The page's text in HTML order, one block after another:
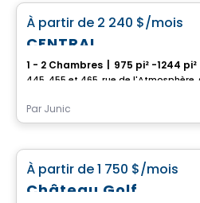
À partir de 2 240 $/mois
CENTRAL
1 - 2 Chambres 975 pi² -1244 pi²
Par Junic
À partir de1 750 $/mois
Château Golf